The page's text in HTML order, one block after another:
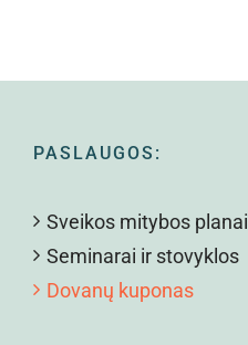
PASLAUGOS:
Sveikos mitybos planai
Seminarai ir stovyklos
Dovanų kuponas